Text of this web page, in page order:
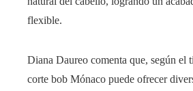
flexible.
Diana Daureo comenta que, según el
corte bob Mónaco puede ofrecer